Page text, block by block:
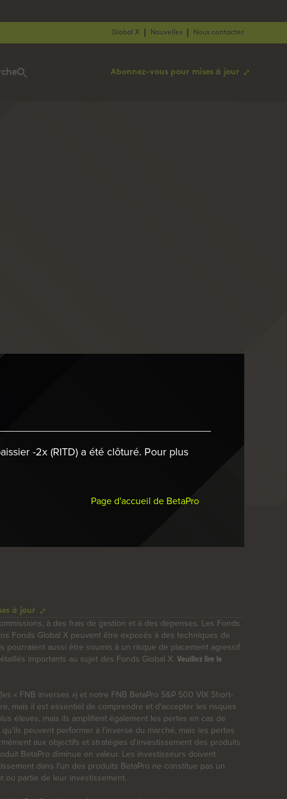
-2x (RITD) a été clôturé. Pour plus
Page d'accueil de BetaPro
Global X Nouvelles Nous contacter
Abonnez-vous pour mises à jour
à jour
à des frais de gestion et à des dépenses. Les Fonds
Fonds Global X peuvent être exposés à des techniques de
pourraient aussi être soumis à un risque de placement agressif
importants au sujet des Fonds Global X. Veuillez lire le
« FNB inverses ») et notre FNB BetaPro S&P 500 VIX Short-
mais il est essentiel de comprendre et d'accepter les risques
élevés, mais ils amplifient également les pertes en cas de
peuvent performer à l’inverse du marché, mais les pertes
aux objectifs et stratégies d'investissement des produits
BetaPro diminue en valeur. Les investisseurs doivent
dans l'un des produits BetaPro ne constitue pas un
ou partie de leur investissement.